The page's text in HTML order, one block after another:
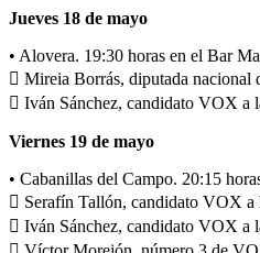
Jueves 18 de mayo
• Alovera. 19:30 horas en el Bar
 Mireia Borrás, diputada nacional
 Iván Sánchez, candidato VOX a
Viernes 19 de mayo
• Cabanillas del Campo. 20:15
 Serafín Tallón, candidato VOX
 Iván Sánchez, candidato VOX a